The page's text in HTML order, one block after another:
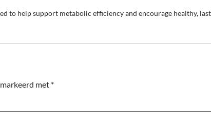
to help support metabolic efficiency and encourage healthy,
met *